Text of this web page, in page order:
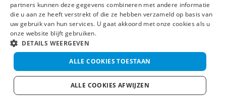
Algemene voorwaarden
© Uitzendbureau Salland 2026
partners kunnen deze gegevens combineren met andere informatie
die u aan ze heeft verstrekt of die ze hebben verzameld op basis van
uw gebruik van hun services. U gaat akkoord met onze cookies als u
onze website blijft gebruiken.
DETAILS WEERGEVEN
ALLE COOKIES TOESTAAN
ALLE COOKIES AFWIJZEN